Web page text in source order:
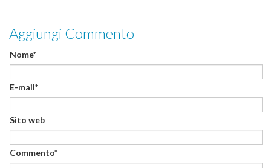
Aggiungi Commento
Nome*
E-mail*
Sito web
Commento*